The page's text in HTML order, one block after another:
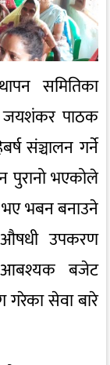
समितिका
जयशंकर पाठक
संञ्चालन गर्ने
भएकोले
भबन बनाउने
उपकरण
आबश्यक बजेट
गरेका सेवा बारे